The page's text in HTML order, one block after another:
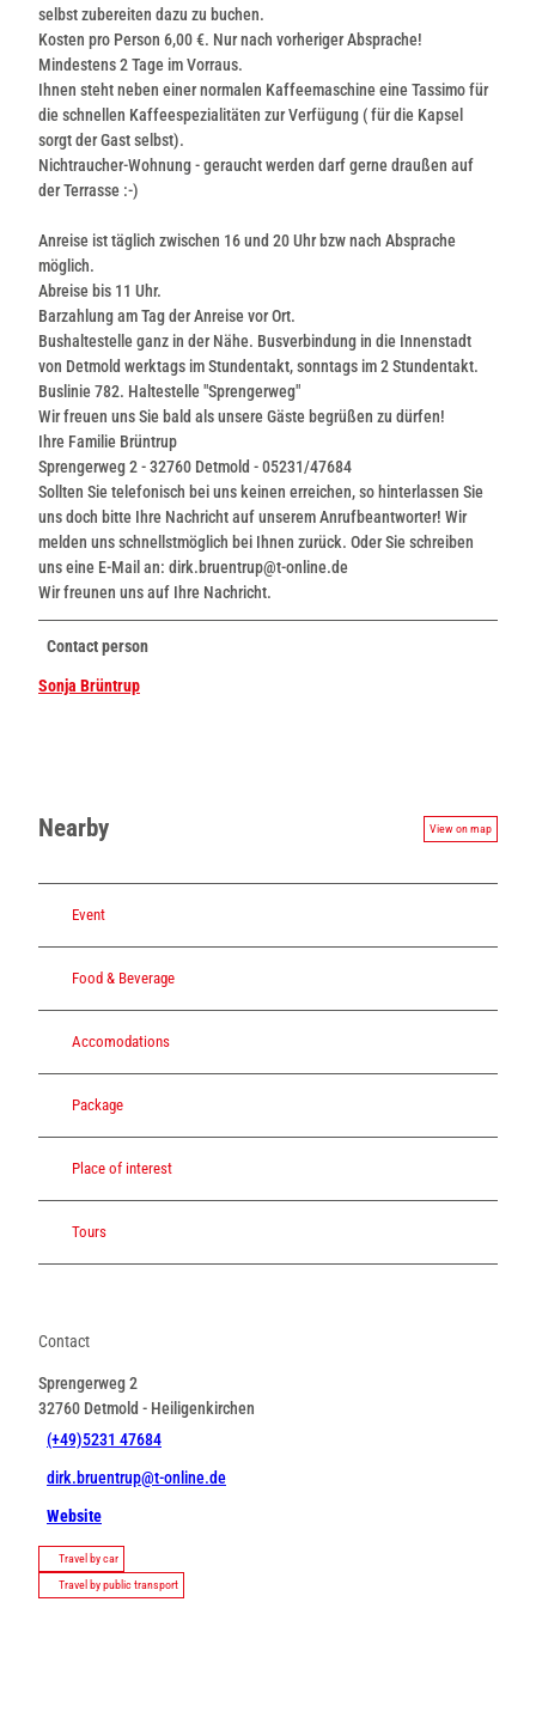
selbst zubereiten dazu zu buchen.
Kosten pro Person 6,00 €. Nur nach vorheriger Absprache!
Mindestens 2 Tage im Vorraus.
Ihnen steht neben einer normalen Kaffeemaschine eine Tassimo für
die schnellen Kaffeespezialitäten zur Verfügung ( für die Kapsel
sorgt der Gast selbst).
Nichtraucher-Wohnung - geraucht werden darf gerne draußen auf
der Terrasse :-)
Anreise ist täglich zwischen 16 und 20 Uhr bzw nach Absprache
möglich.
Abreise bis 11 Uhr.
Barzahlung am Tag der Anreise vor Ort.
Bushaltestelle ganz in der Nähe. Busverbindung in die Innenstadt
von Detmold werktags im Stundentakt, sonntags im 2 Stundentakt.
Buslinie 782. Haltestelle "Sprengerweg"
Wir freuen uns Sie bald als unsere Gäste begrüßen zu dürfen!
Ihre Familie Brüntrup
Sprengerweg 2 - 32760 Detmold - 05231/47684
Sollten Sie telefonisch bei uns keinen erreichen, so hinterlassen Sie
uns doch bitte Ihre Nachricht auf unserem Anrufbeantworter! Wir
melden uns schnellstmöglich bei Ihnen zurück. Oder Sie schreiben
uns eine E-Mail an: dirk.bruentrup@t-online.de
Wir freunen uns auf Ihre Nachricht.
Contact person
Sonja Brüntrup
Nearby View on map
Event
Food & Beverage
Accomodations
Package
Place of interest
Tours
Contact
Sprengerweg 2
32760 Detmold - Heiligenkirchen
(+49)5231 47684
dirk.bruentrup@t-online.de
Website
Travel by car
Travel by public transport